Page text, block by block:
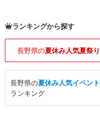
ランキングから探す
長野県の夏休み人気夏祭り
長野県の夏休み人気イベント
ランキング